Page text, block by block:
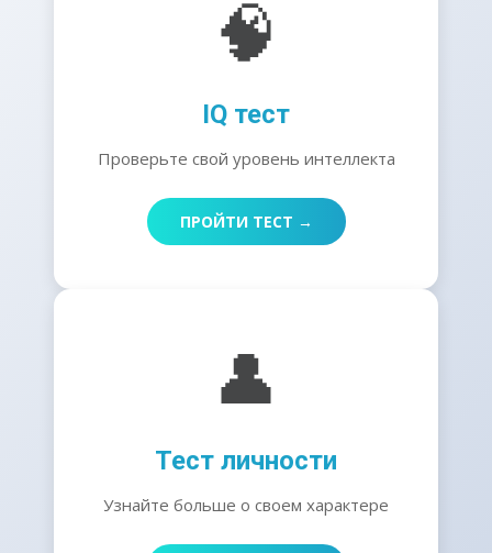
🧠
IQ тест
Проверьте свой уровень интеллекта
ПРОЙТИ ТЕСТ →
👤
Тест личности
Узнайте больше о своем характере